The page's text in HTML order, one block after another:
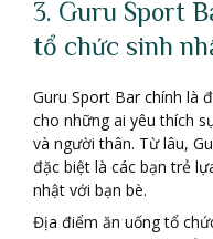
3. Guru Sport
tổ chức sinh
Guru Sport Bar chính là
cho những ai yêu thích
và người thân. Từ lâu,
đặc biệt là các bạn trẻ
nhật với bạn bè.
Địa điểm ăn uống tổ